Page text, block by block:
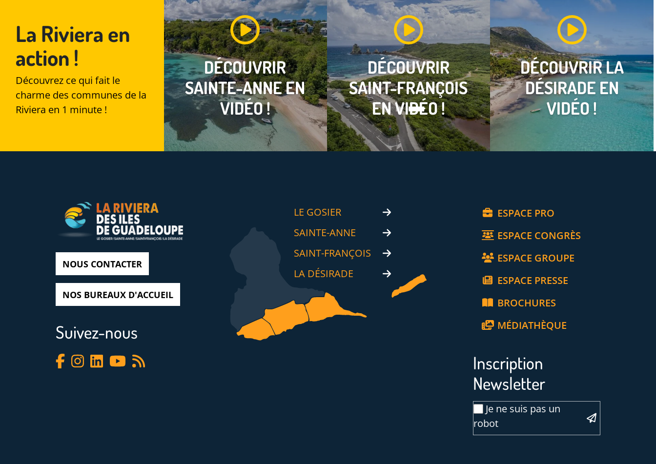
La Riviera en
action !
Découvrez ce qui fait le
charme des communes de la
Riviera en 1 minute !
DÉCOUVRIRLE
GOSIEREN VIDÉO !
DÉCOUVRIR
SAINTE-ANNEEN
VIDÉO !
DÉCOUVRIR
SAINT-FRANÇOIS
EN VIDÉO !
DÉCOUVRIRLA
DÉSIRADE EN
VIDÉO !
NOUS CONTACTER
NOS BUREAUX D'ACCUEIL
Suivez-nous
LE GOSIER
SAINTE-ANNE
SAINT-FRANÇOIS
LA DÉSIRADE
ESPACE PRO
ESPACE CONGRÈS
ESPACE GROUPE
ESPACE PRESSE
BROCHURES
MÉDIATHÈQUE
Inscription
Newsletter
Je ne suis pas un
robot